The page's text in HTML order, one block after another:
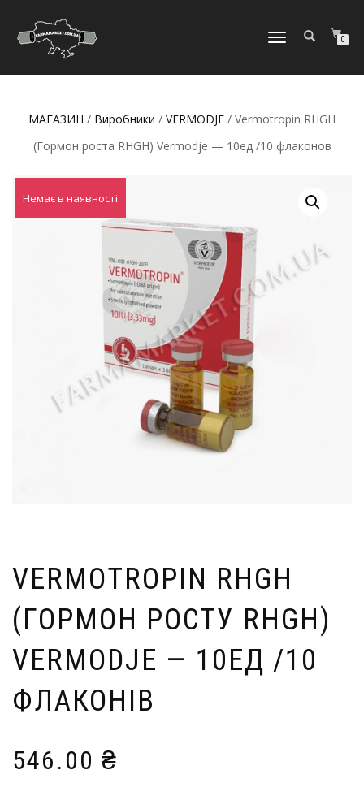
МОБІЛЬНЕ
0
МАГАЗИН / Виробники / VERMODJE / Vermotropin RHGH
(Гормон роста RHGH) Vermodje — 10ед /10 флаконов
Немає в наявності
VERMOTROPIN RHGH
(ГОРМОН РОСТУ RHGH)
VERMODJE — 10ЕД /10
ФЛАКОНІВ
546.00 ₴